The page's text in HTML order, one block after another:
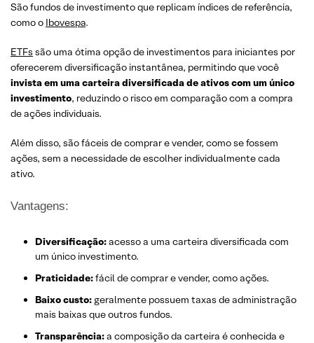
São fundos de investimento que replicam índices de referência,
como o Ibovespa.
ETFs são uma ótima opção de investimentos para iniciantes por
oferecerem diversificação instantânea, permitindo que você
invista em uma carteira diversificada de ativos com um único
investimento, reduzindo o risco em comparação com a compra
de ações individuais.
Além disso, são fáceis de comprar e vender, como se fossem
ações, sem a necessidade de escolher individualmente cada
ativo.
Vantagens:
Diversificação:acesso a uma carteira diversificada com
um único investimento.
Praticidade:fácil de comprar e vender, como ações.
Baixo custo: geralmente possuem taxas de administração
mais baixas que outros fundos.
Transparência:a composição da carteira é conhecida e